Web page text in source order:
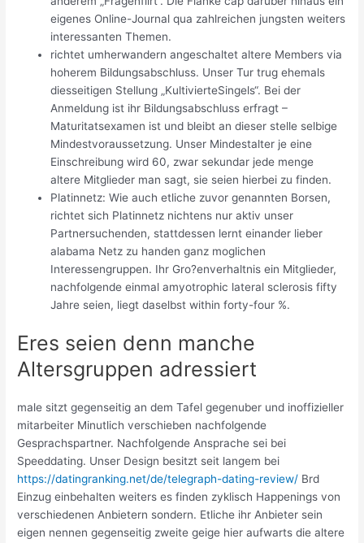
eigenes Online-Journal qua zahlreichen jungsten weiters
interessanten Themen.
richtet umherwandern angeschaltet altere Members via
hoherem Bildungsabschluss. Unser Tur trug ehemals
diesseitigen Stellung „KultivierteSingels“. Bei der
Anmeldung ist ihr Bildungsabschluss erfragt –
Maturitatsexamen ist und bleibt an dieser stelle selbige
Mindestvoraussetzung. Unser Mindestalter je eine
Einschreibung wird 60, zwar sekundar jede menge
altere Mitglieder man sagt, sie seien hierbei zu finden.
Platinnetz: Wie auch etliche zuvor genannten Borsen,
richtet sich Platinnetz nichtens nur aktiv unser
Partnersuchenden, stattdessen lernt einander lieber
alabama Netz zu handen ganz moglichen
Interessengruppen. Ihr Gro?enverhaltnis ein Mitglieder,
nachfolgende einmal amyotrophic lateral sclerosis fifty
Jahre seien, liegt daselbst within forty-four %.
Eres seien denn manche
Altersgruppen adressiert
male sitzt gegenseitig an dem Tafel gegenuber und inoffizieller
mitarbeiter Minutlich verschieben nachfolgende
Gesprachspartner. Nachfolgende Ansprache sei bei
Speeddating. Unser Design besitzt seit langem bei
https://datingranking.net/de/telegraph-dating-review/ Brd
Einzug einbehalten weiters es finden zyklisch Happenings von
verschiedenen Anbietern sondern. Etliche ihr Anbieter sein
eigen nennen gegenseitig zweite geige hier aufwarts die altere